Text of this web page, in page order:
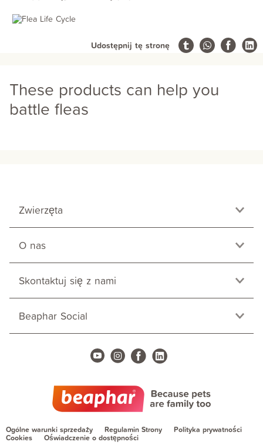
Udostępnij tę stronę
These products can help you
battle fleas
Zwierzęta
O nas
Skontaktuj się z nami
Beaphar Social
Ogólne warunki sprzedaży Regulamin Strony
Polityka prywatności
Cookies
Oświadczenie o dostępności